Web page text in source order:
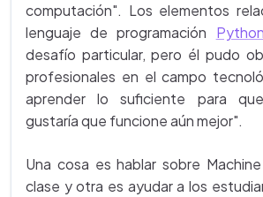
computación". Los elementos
lenguaje de programación Python
desafío particular, pero él pudo
profesionales en el campo
aprender lo suficiente para
gustaría que funcione aún mejor".
Una cosa es hablar sobre
clase y otra es ayudar a los